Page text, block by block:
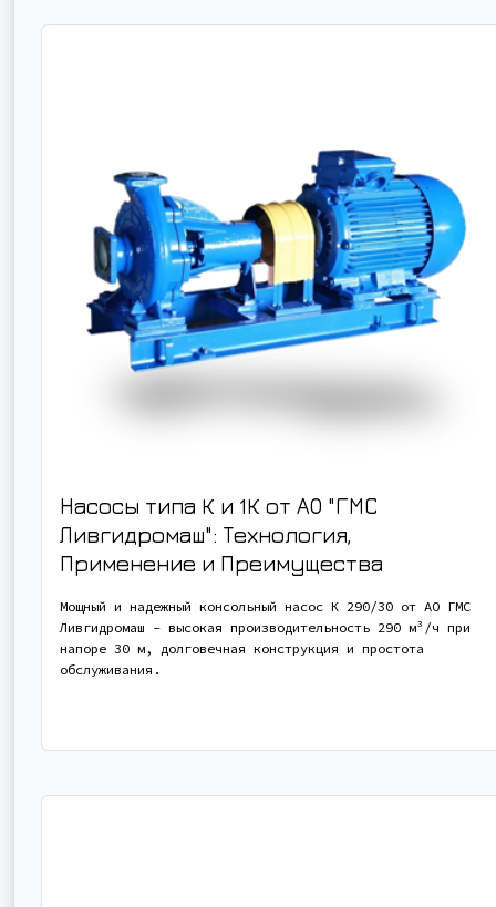
Насосы типа К и 1К от АО "ГМС
Ливгидромаш": Технология,
Применение и Преимущества
Мощный и надежный консольный насос К 290/30 от АО ГМС
Ливгидромаш - высокая производительность 290 м³/ч при
напоре 30 м, долговечная конструкция и простота
обслуживания.